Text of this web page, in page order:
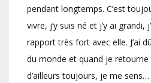
pendant longtemps. C’est
vivre, j’y suis né et j’y ai
rapport très fort avec elle. J’ai
du monde et quand je retourne
d’ailleurs toujours, je me sens…